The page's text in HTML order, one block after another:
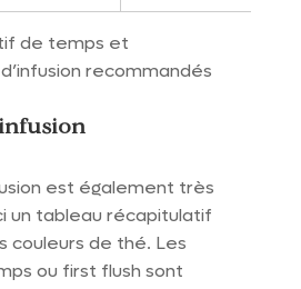
de temps et
recommandés
est également très
un tableau récapitulatif
couleurs de thé. Les
ou first flush sont